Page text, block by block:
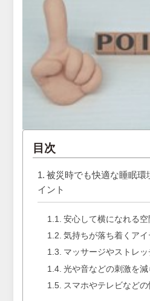
目次
被災時でも快適な睡眠環
イント
安心して横になれる空
気持ちが落ち着くアイ
マッサージやストレ
光や音などの刺激を減
スマホやテレビなど